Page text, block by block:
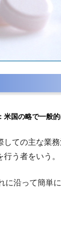
国の略で一般的
ての主な業
う者をいう。
沿って簡単に